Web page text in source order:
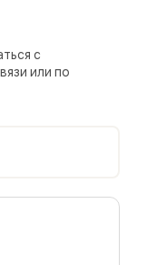
с
или по